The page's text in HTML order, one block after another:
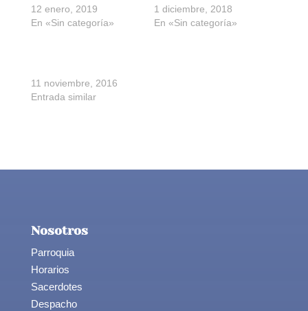
12 enero, 2019
En «Sin categoría»
1 diciembre, 2018
En «Sin categoría»
11 noviembre, 2016
Entrada similar
Nosotros
Parroquia
Horarios
Sacerdotes
Despacho